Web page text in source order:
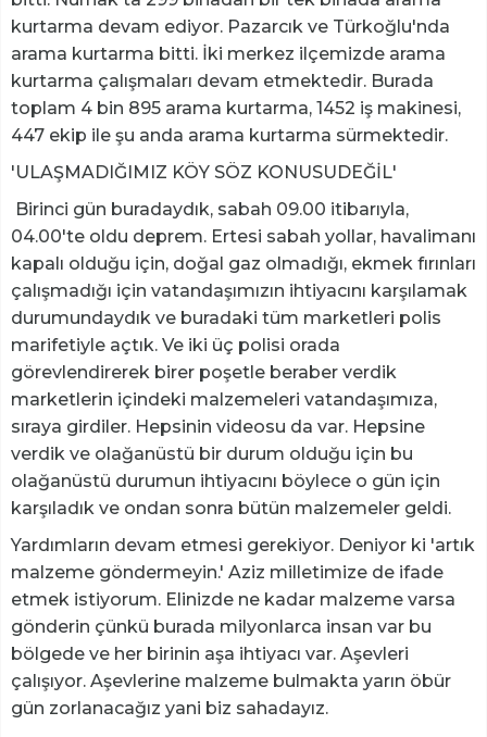
kurtarma devam ediyor. Pazarcık ve Türkoğlu'nda
arama kurtarma bitti. İki merkez ilçemizde arama
kurtarma çalışmaları devam etmektedir. Burada
toplam 4 bin 895 arama kurtarma, 1452 iş makinesi,
447 ekip ile şu anda arama kurtarma sürmektedir.
'ULAŞMADIĞIMIZ KÖY SÖZ KONUSUDEĞİL'
Birinci gün buradaydık, sabah 09.00 itibarıyla,
04.00'te oldu deprem. Ertesi sabah yollar, havalimanı
kapalı olduğu için, doğal gaz olmadığı, ekmek fırınları
çalışmadığı için vatandaşımızın ihtiyacını karşılamak
durumundaydık ve buradaki tüm marketleri polis
marifetiyle açtık. Ve iki üç polisi orada
görevlendirerek birer poşetle beraber verdik
marketlerin içindeki malzemeleri vatandaşımıza,
sıraya girdiler. Hepsinin videosu da var. Hepsine
verdik ve olağanüstü bir durum olduğu için bu
olağanüstü durumun ihtiyacını böylece o gün için
karşıladık ve ondan sonra bütün malzemeler geldi.
Yardımların devam etmesi gerekiyor. Deniyor ki 'artık
malzeme göndermeyin.' Aziz milletimize de ifade
etmek istiyorum. Elinizde ne kadar malzeme varsa
gönderin çünkü burada milyonlarca insan var bu
bölgede ve her birinin aşa ihtiyacı var. Aşevleri
çalışıyor. Aşevlerine malzeme bulmakta yarın öbür
gün zorlanacağız yani biz sahadayız.